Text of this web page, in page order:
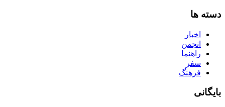
دسته ها
اخبار
انجمن
راهنما
سفر
فرهنگ
بایگانی